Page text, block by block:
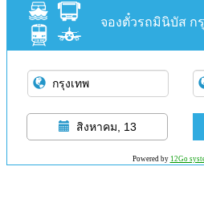
จองตั๋วรถมินิบัส ก
สิงหาคม, 13
Powered by 12Go